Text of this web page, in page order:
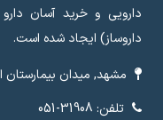
دارویی و خرید آسان
داروساز) ایجاد شده است.
مشهد, میدان بیمارستان
تلفن: 31908-051